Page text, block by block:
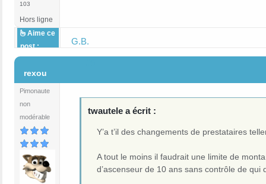
103
Hors ligne
Aime ce
post :
G.B.
rexou
Pimonaute
non
modérable
twautele a écrit :
Y’a t’il des changements de prestataires
A tout le moins il faudrait une limite de
d’ascenseur de 10 ans sans contrôle de qui